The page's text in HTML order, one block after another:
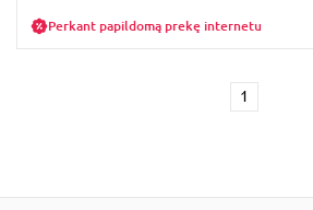
Perkant papildomą prekę internetu
1